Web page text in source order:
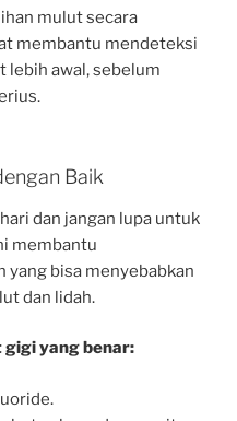
mulut secara
membantu mendeteksi
lebih awal, sebelum
Baik
dan jangan lupa untuk
membantu
yang bisa menyebabkan
dan lidah.
yang benar: